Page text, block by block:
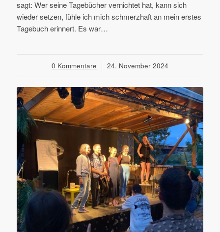
sagt: Wer seine Tagebücher vernichtet hat, kann sich
wieder setzen, fühle ich mich schmerzhaft an mein erstes
Tagebuch erinnert. Es war…
0 Kommentare
/ 24. November 2024